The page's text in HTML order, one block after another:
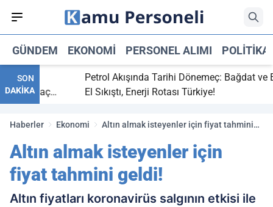
GÜNDEM EKONOMI PERSONEL ALIMI POLITIKA
SON
DAKİKA
maç
Petrol Akışında Tarihi Dönemeç: Bağdat ve Erbil
El Sıkıştı, Enerji Rotası Türkiye!
Haberler Ekonomi
Altın almak isteyenler için fiyat tahmini
Altın almak isteyenler için
fiyat tahmini geldi!
Altın fiyatları koronavirüs salgının etkisi ile